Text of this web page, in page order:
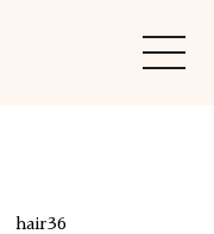
hair36